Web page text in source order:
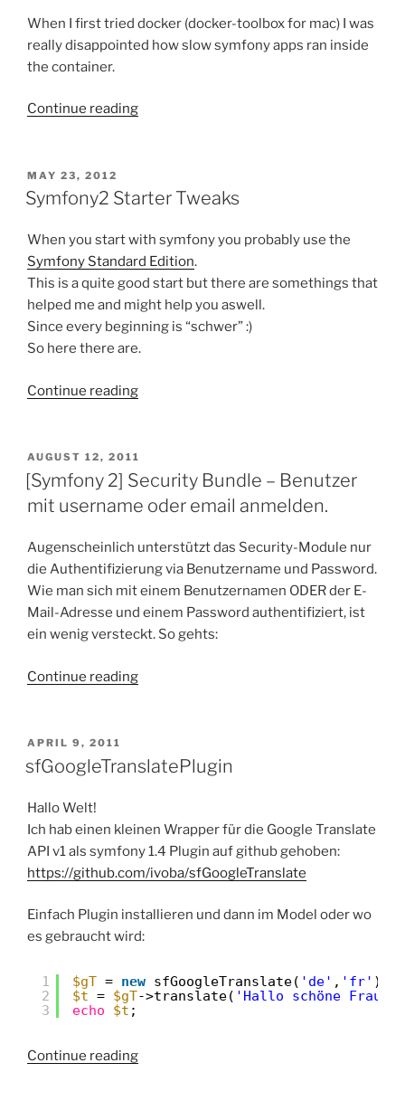
When I first tried docker (docker-toolbox for mac) I was
really disappointed how slow symfony apps ran inside
the container.
Continue reading“Symfony
on
mac”
POSTED
ON
MAY 23, 2012
Symfony2 Starter Tweaks
When you start with symfony you probably use the
Symfony Standard Edition.
This is a quite good start but there are somethings that
helped me and might help you aswell.
Since every beginning is “schwer” :)
So here there are.
Continue reading“Symfony2
POSTED
ON
AUGUST 12, 2011
[Symfony 2] Security Bundle – Benutzer
mit username oder email anmelden.
Augenscheinlich unterstützt das Security-Module nur
die Authentifizierung via Benutzername und Password.
Wie man sich mit einem Benutzernamen ODER der E-
Mail-Adresse und einem Password authentifiziert, ist
ein wenig versteckt. So gehts:
Continue reading“[Symfony
–
username
oder
email
POSTED
ON
APRIL 9, 2011
sfGoogleTranslatePlugin
Hallo Welt!
Ich hab einen kleinen Wrapper für die Google Translate
API v1 als symfony 1.4 Plugin auf github gehoben:
https://github.com/ivoba/sfGoogleTranslate
Einfach Plugin installieren und dann im Model oder wo
es gebraucht wird:
1
2
3
$gT = new sfGoogleTranslate( 'de' , 'fr' );
$t = $gT->translate( 'Hallo schöne Frau'
echo
$t ;
Continue reading“sfGoogleTranslatePlugin”